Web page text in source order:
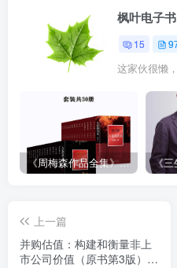
枫叶电子
15
这家伙很懒
《周梅森作品全集》[共30册]
上一篇
并购估值：构建和衡量非上
市公司价值（原书第3版）